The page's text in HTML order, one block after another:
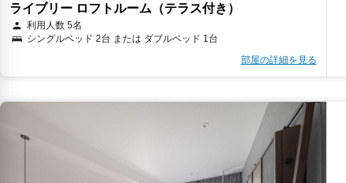
ライブリー ロフトルーム（テラス付き）
利用人数 5名
シングルベッド 2台 または ダブルベッド 1台
部屋の詳細を見る